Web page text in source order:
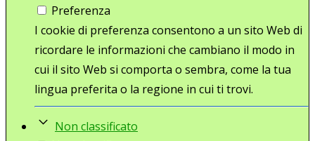
Preferenza
I cookie di preferenza consentono a un sito Web di
ricordare le informazioni che cambiano il modo in
cui il sito Web si comporta o sembra, come la tua
lingua preferita o la regione in cui ti trovi.
Non classificato